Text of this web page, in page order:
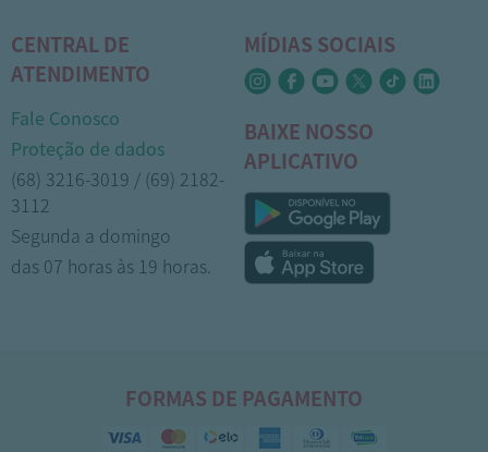
CENTRAL DE
ATENDIMENTO
Fale Conosco
Proteção de dados
(68) 3216-3019 / (69) 2182-
3112
Segunda a domingo
das 07 horas às 19 horas.
MÍDIAS SOCIAIS
BAIXE NOSSO
APLICATIVO
FORMAS DE PAGAMENTO